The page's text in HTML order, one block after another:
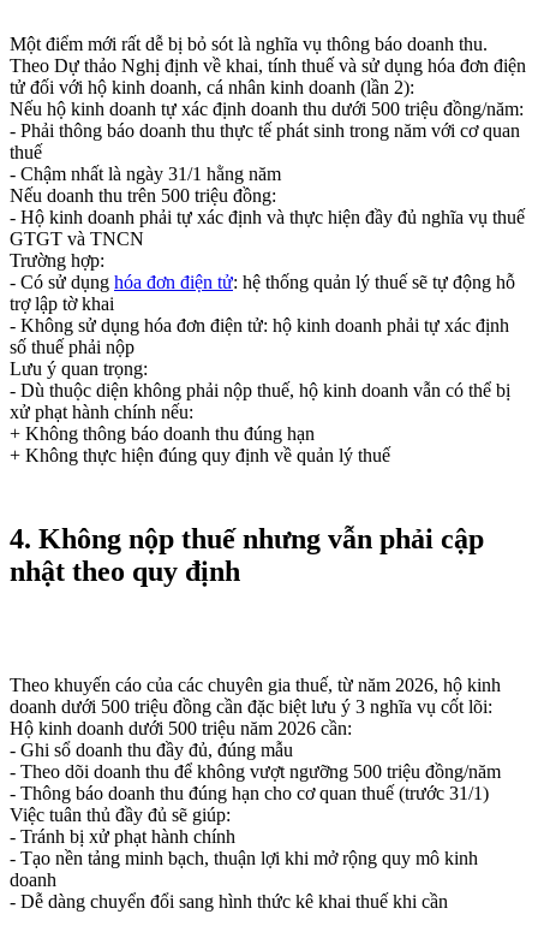
Một điểm mới rất dễ bị bỏ sót là nghĩa vụ thông báo doanh thu.
Theo Dự thảo Nghị định về khai, tính thuế và sử dụng hóa đơn điện
tử đối với hộ kinh doanh, cá nhân kinh doanh (lần 2):
Nếu hộ kinh doanh tự xác định doanh thu dưới 500 triệu đồng/năm:
- Phải thông báo doanh thu thực tế phát sinh trong năm với cơ quan
thuế
- Chậm nhất là ngày 31/1 hằng năm
Nếu doanh thu trên 500 triệu đồng:
- Hộ kinh doanh phải tự xác định và thực hiện đầy đủ nghĩa vụ thuế
GTGT và TNCN
Trường hợp:
- Có sử dụng hóa đơn điện tử: hệ thống quản lý thuế sẽ tự động hỗ
trợ lập tờ khai
- Không sử dụng hóa đơn điện tử: hộ kinh doanh phải tự xác định
số thuế phải nộp
Lưu ý quan trọng:
- Dù thuộc diện không phải nộp thuế, hộ kinh doanh vẫn có thể bị
xử phạt hành chính nếu:
+ Không thông báo doanh thu đúng hạn
+ Không thực hiện đúng quy định về quản lý thuế
4. Không nộp thuế nhưng vẫn phải cập
nhật theo quy định
Theo khuyến cáo của các chuyên gia thuế, từ năm 2026, hộ kinh
doanh dưới 500 triệu đồng cần đặc biệt lưu ý 3 nghĩa vụ cốt lõi:
Hộ kinh doanh dưới 500 triệu năm 2026 cần:
- Ghi sổ doanh thu đầy đủ, đúng mẫu
- Theo dõi doanh thu để không vượt ngưỡng 500 triệu đồng/năm
- Thông báo doanh thu đúng hạn cho cơ quan thuế (trước 31/1)
Việc tuân thủ đầy đủ sẽ giúp:
- Tránh bị xử phạt hành chính
- Tạo nền tảng minh bạch, thuận lợi khi mở rộng quy mô kinh
doanh
- Dễ dàng chuyển đổi sang hình thức kê khai thuế khi cần